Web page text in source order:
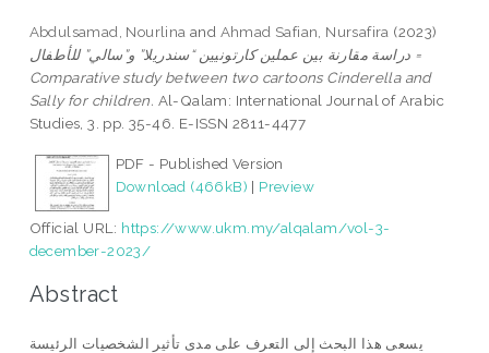
Abdulsamad, Nourlina and Ahmad Safian, Nursafira (2023)
دراسة مقارنة بين عملين كارتونيين “سندريلا” و”سالي” للأطفال =
Comparative study between two cartoons Cinderella and
Sally for children. Al-Qalam: International Journal of Arabic
Studies, 3. pp. 35-46. E-ISSN 2811-4477
PDF - Published Version
Download (466kB) | Preview
Official URL: https://www.ukm.my/alqalam/vol-3-
december-2023/
Abstract
يسعى هذا البحث إلى التعرف على مدى تأثير الشخصيات الرئيسة